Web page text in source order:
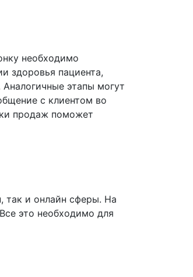
необходимо
здоровья пациента,
этапы могут
с клиентом во
продаж поможет
так и онлайн сферы. На
это необходимо для